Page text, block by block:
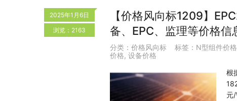
2025年1月6日
浏览：2163
【价格风向标1209】
备、EPC、监理等价格信
分类： 价格风向标 标签： N型组件价格
价格, 设备价格
根
元